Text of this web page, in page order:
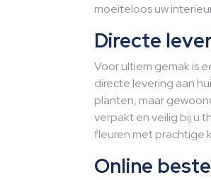
moeiteloos uw
Directe
Voor ultiem gemak is
directe levering aan
planten, maar
verpakt en veilig bij u
fleuren met prachtige
Online